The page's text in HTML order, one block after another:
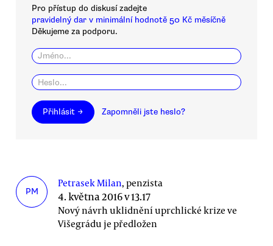
Pro přístup do diskusí zadejte
pravidelný dar v minimální hodnotě 50 Kč měsíčně
Děkujeme za podporu.
Přihlásit → Zapomněli jste heslo?
PM
Petrasek Milan, penzista
4. května 2016 v 13.17
Nový návrh uklidnění uprchlické krize ve
Višegrádu je předložen